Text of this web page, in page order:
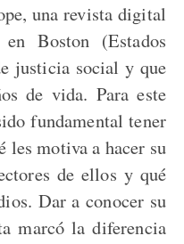
una revista digital
Boston (Estados
justicia social y que
de vida. Para este
fundamental tener
les motiva a hacer su
de ellos y qué
Dar a conocer su
marcó la diferencia